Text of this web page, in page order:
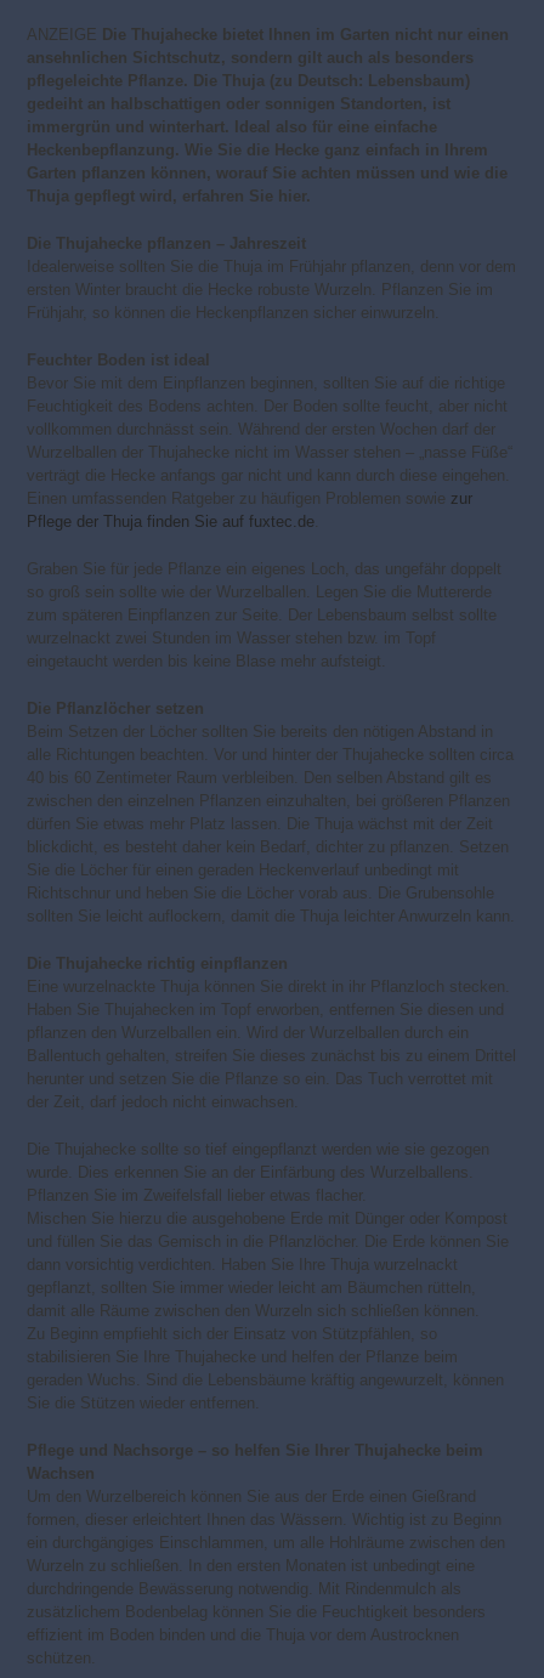
ANZEIGE Die Thujahecke bietet Ihnen im Garten nicht nur einen
ansehnlichen Sichtschutz, sondern gilt auch als besonders
pflegeleichte Pflanze. Die Thuja (zu Deutsch: Lebensbaum)
gedeiht an halbschattigen oder sonnigen Standorten, ist
immergrün und winterhart. Ideal also für eine einfache
Heckenbepflanzung. Wie Sie die Hecke ganz einfach in Ihrem
Garten pflanzen können, worauf Sie achten müssen und wie die
Thuja gepflegt wird, erfahren Sie hier.
Die Thujahecke pflanzen – Jahreszeit
Idealerweise sollten Sie die Thuja im Frühjahr pflanzen, denn vor dem
ersten Winter braucht die Hecke robuste Wurzeln. Pflanzen Sie im
Frühjahr, so können die Heckenpflanzen sicher einwurzeln.
Feuchter Boden ist ideal
Bevor Sie mit dem Einpflanzen beginnen, sollten Sie auf die richtige
Feuchtigkeit des Bodens achten. Der Boden sollte feucht, aber nicht
vollkommen durchnässt sein. Während der ersten Wochen darf der
Wurzelballen der Thujahecke nicht im Wasser stehen – „nasse Füße“
verträgt die Hecke anfangs gar nicht und kann durch diese eingehen.
Einen umfassenden Ratgeber zu häufigen Problemen sowie zur
Pflege der Thuja finden Sie auf fuxtec.de
Graben Sie für jede Pflanze ein eigenes Loch, das ungefähr doppelt
so groß sein sollte wie der Wurzelballen. Legen Sie die Muttererde
zum späteren Einpflanzen zur Seite. Der Lebensbaum selbst sollte
wurzelnackt zwei Stunden im Wasser stehen bzw. im Topf
eingetaucht werden bis keine Blase mehr aufsteigt.
Die Pflanzlöcher setzen
Beim Setzen der Löcher sollten Sie bereits den nötigen Abstand in
alle Richtungen beachten. Vor und hinter der Thujahecke sollten circa
40 bis 60 Zentimeter Raum verbleiben. Den selben Abstand gilt es
zwischen den einzelnen Pflanzen einzuhalten, bei größeren Pflanzen
dürfen Sie etwas mehr Platz lassen. Die Thuja wächst mit der Zeit
blickdicht, es besteht daher kein Bedarf, dichter zu pflanzen. Setzen
Sie die Löcher für einen geraden Heckenverlauf unbedingt mit
Richtschnur und heben Sie die Löcher vorab aus. Die Grubensohle
sollten Sie leicht auflockern, damit die Thuja leichter Anwurzeln kann.
Die Thujahecke richtig einpflanzen
Eine wurzelnackte Thuja können Sie direkt in ihr Pflanzloch stecken.
Haben Sie Thujahecken im Topf erworben, entfernen Sie diesen und
pflanzen den Wurzelballen ein. Wird der Wurzelballen durch ein
Ballentuch gehalten, streifen Sie dieses zunächst bis zu einem Drittel
herunter und setzen Sie die Pflanze so ein. Das Tuch verrottet mit
der Zeit, darf jedoch nicht einwachsen.
Die Thujahecke sollte so tief eingepflanzt werden wie sie gezogen
wurde. Dies erkennen Sie an der Einfärbung des Wurzelballens.
Pflanzen Sie im Zweifelsfall lieber etwas flacher.
Mischen Sie hierzu die ausgehobene Erde mit Dünger oder Kompost
und füllen Sie das Gemisch in die Pflanzlöcher. Die Erde können Sie
dann vorsichtig verdichten. Haben Sie Ihre Thuja wurzelnackt
gepflanzt, sollten Sie immer wieder leicht am Bäumchen rütteln,
damit alle Räume zwischen den Wurzeln sich schließen können.
Zu Beginn empfiehlt sich der Einsatz von Stützpfählen, so
stabilisieren Sie Ihre Thujahecke und helfen der Pflanze beim
geraden Wuchs. Sind die Lebensbäume kräftig angewurzelt, können
Sie die Stützen wieder entfernen.
Pflege und Nachsorge – so helfen Sie Ihrer Thujahecke beim
Wachsen
Um den Wurzelbereich können Sie aus der Erde einen Gießrand
formen, dieser erleichtert Ihnen das Wässern. Wichtig ist zu Beginn
ein durchgängiges Einschlammen, um alle Hohlräume zwischen den
Wurzeln zu schließen. In den ersten Monaten ist unbedingt eine
durchdringende Bewässerung notwendig. Mit Rindenmulch als
zusätzlichem Bodenbelag können Sie die Feuchtigkeit besonders
effizient im Boden binden und die Thuja vor dem Austrocknen
schützen.